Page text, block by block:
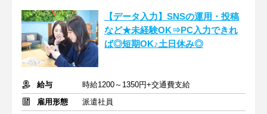
【データ入力】SNSの運用・投稿
など★未経験OK⇒PC入力できれ
ば◎短期OK♪土日休み◎
給与
時給1200～1350円+交通費支給
雇用形態
派遣社員